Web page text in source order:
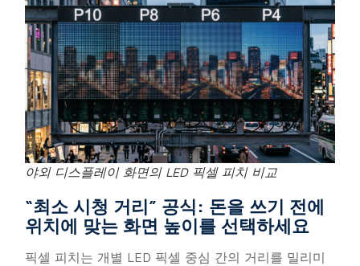
야외 디스플레이 화면의 LED 픽셀 피치 비교
“최소 시청 거리” 공식: 돈을 쓰기 전에
위치에 맞는 화면 높이를 선택하세요
픽셀 피치는 개별 LED 픽셀 중심 간의 거리를 밀리미